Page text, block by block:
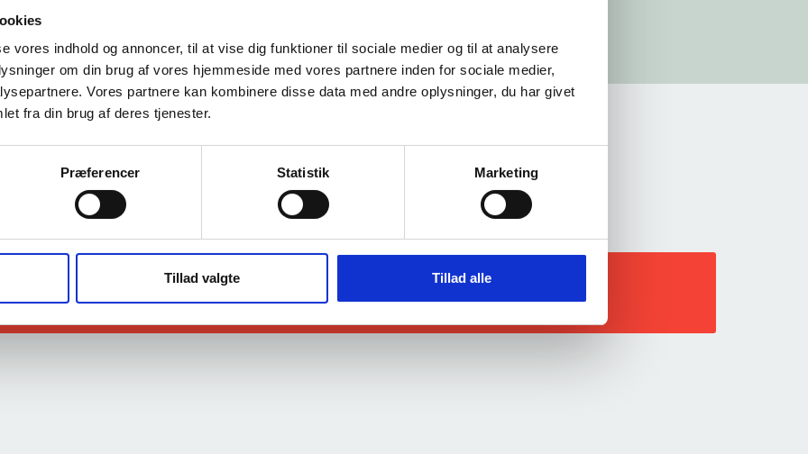
vores indhold og annoncer, til at vise dig funktioner til sociale medier og til at analysere
om din brug af vores hjemmeside med vores partnere inden for sociale medier,
Vores partnere kan kombinere disse data med andre oplysninger, du har givet
fra din brug af deres tjenester.
Præferencer Statistik Marketing
Tillad valgte Tillad alle
Følg os på
og få mere inspiration.
position 0
position 0